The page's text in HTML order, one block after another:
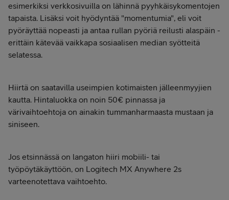
esimerkiksi verkkosivuilla on lähinnä pyyhkäisykomentojen
tapaista. Lisäksi voit hyödyntää "momentumia", eli voit
pyöräyttää nopeasti ja antaa rullan pyöriä reilusti alaspäin -
erittäin kätevää vaikkapa sosiaalisen median syötteitä
selatessa.
Hiirtä on saatavilla useimpien kotimaisten jälleenmyyjien
kautta. Hintaluokka on noin 50€ pinnassa ja
värivaihtoehtoja on ainakin tummanharmaasta mustaan ja
siniseen.
Jos etsinnässä on langaton hiiri mobiili- tai
työpöytäkäyttöön, on Logitech MX Anywhere 2s
varteenotettava vaihtoehto.